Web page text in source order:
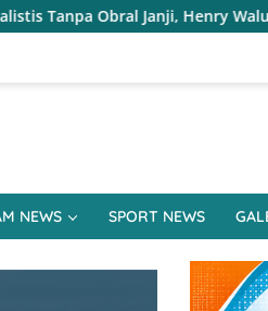
Jemput Langsung
NEWS SPORT NEWS